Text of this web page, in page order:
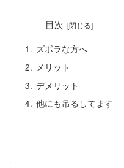
目次
ズボラな方へ
メリット
デメリット
他にも吊るしてます